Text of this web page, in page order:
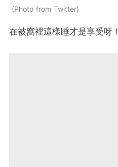
Photo from Twitter
在被窩裡這樣睡才是享受呀！